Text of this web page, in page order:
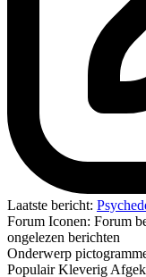
Laatste bericht:
Forum Iconen: Forum
ongelezen berichten
Onderwerp
Populair Kleverig